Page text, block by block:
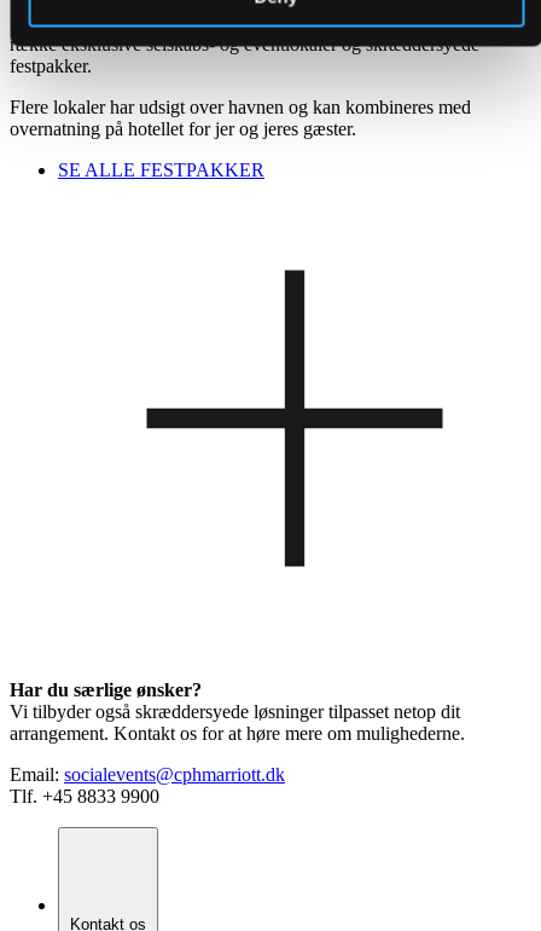
Som en del af Copenhagen Marriott Hotel har vi adgang til en
række eksklusive selskabs- og eventlokaler og skræddersyede
festpakker.
Flere lokaler har udsigt over havnen og kan kombineres med
overnatning på hotellet for jer og jeres gæster.
SE ALLE FESTPAKKER
Har du særlige ønsker?
Vi tilbyder også skræddersyede løsninger tilpasset netop dit
arrangement. Kontakt os for at høre mere om mulighederne.
Email: socialevents@cphmarriott.dk
Tlf. +45 8833 9900
Kontakt os